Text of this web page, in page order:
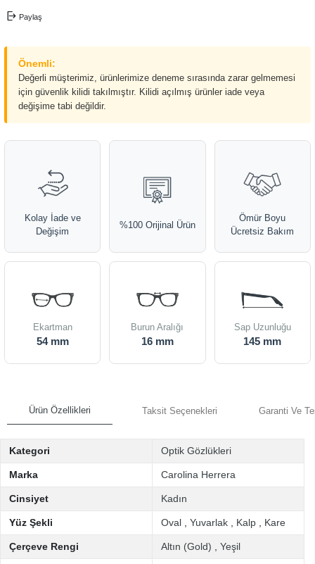
Paylaş
Önemli:
Değerli müşterimiz, ürünlerimize deneme sırasında zarar gelmemesi
için güvenlik kilidi takılmıştır. Kilidi açılmış ürünler iade veya
değişime tabi değildir.
Kolay İade ve
Değişim
%100 Orijinal Ürün
Ömür Boyu
Ücretsiz Bakım
Ekartman
54 mm
Burun Aralığı
16 mm
Sap Uzunluğu
145 mm
Ürün Özellikleri Taksit Seçenekleri Garanti Ve
Kategori Optik Gözlükleri
Marka Carolina Herrera
Cinsiyet Kadın
Yüz Şekli Oval Yuvarlak Kalp Kare
Çerçeve Rengi Altın (Gold) Yeşil